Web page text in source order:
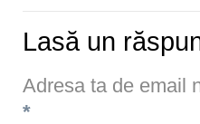
Lasă un
Adresa ta de email
*